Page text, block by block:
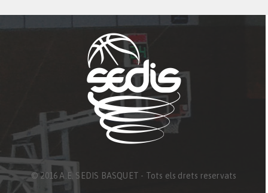
© 2016 A.E. SEDIS BASQUET - Tots els drets reservats